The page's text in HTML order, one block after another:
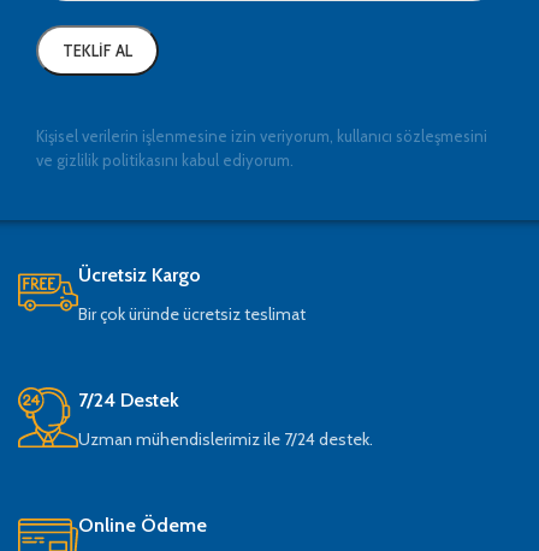
Kişisel verilerin işlenmesine izin veriyorum, kullanıcı sözleşmesini
ve gizlilik politikasını kabul ediyorum.
Ücretsiz Kargo
Bir çok üründe ücretsiz teslimat
7/24 Destek
Uzman mühendislerimiz ile 7/24 destek.
Online Ödeme